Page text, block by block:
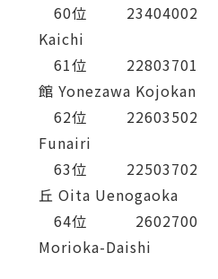
60位 23404002
Kaichi
61位 22803701
館 Yonezawa Kojokan
62位 22603502
Funairi
63位 22503702
丘 Oita Uenogaoka
64位 2602700
Morioka-Daishi